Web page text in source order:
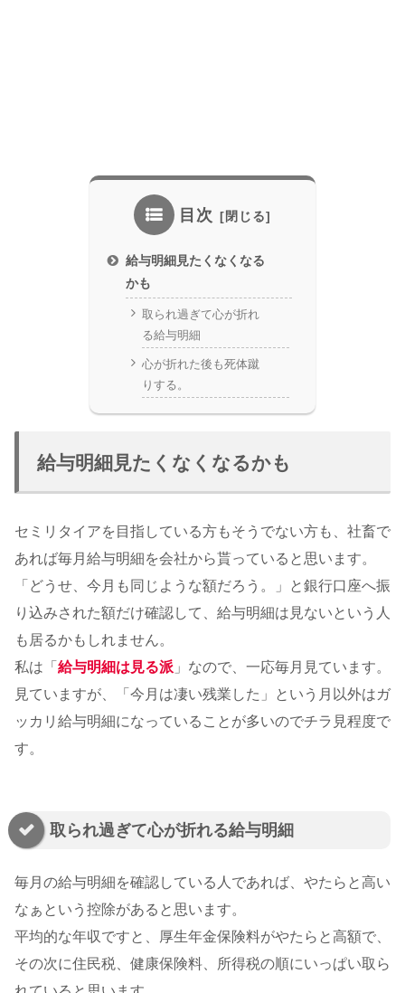
目次
給与明細見たくなくなる
かも
取られ過ぎて心が折れ
る給与明細
心が折れた後も死体蹴
りする。
給与明細見たくなくなるかも
セミリタイアを目指している方もそうでない方も、社畜で
あれば毎月給与明細を会社から貰っていると思います。
「どうせ、今月も同じような額だろう。」と銀行口座へ振
り込みされた額だけ確認して、給与明細は見ないという人
も居るかもしれません。
私は「 給与明細は見る派 」なので、一応毎月見ています。
見ていますが、「今月は凄い残業した」という月以外はガ
ッカリ給与明細になっていることが多いのでチラ見程度で
す。
取られ過ぎて心が折れる給与明細
毎月の給与明細を確認している人であれば、やたらと高い
なぁという控除があると思います。
平均的な年収ですと、厚生年金保険料がやたらと高額で、
その次に住民税、健康保険料、所得税の順にいっぱい取ら